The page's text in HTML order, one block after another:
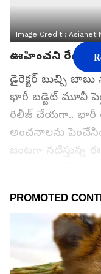
Image Credit :Asianet
ఊహించని రేంజ్ లో
డైరెక్టర్ బుచ్చి
భారీ బడ్టెట్ మూవీ
రిలీజ్ చేయగా.. భారీ
అంచనాలను
జంటగా నటిస్తున్న
అందుకున్నది ఎవరు?
గూగుల్‌లో
ను మీ